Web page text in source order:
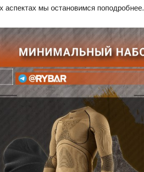
аспектах мы остановимся поподробнее.